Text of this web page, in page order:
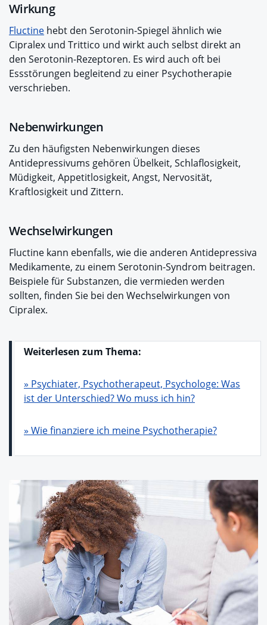
Wirkung
Fluctine hebt den Serotonin-Spiegel ähnlich wie
Cipralex und Trittico und wirkt auch selbst direkt an
den Serotonin-Rezeptoren. Es wird auch oft bei
Essstörungen begleitend zu einer Psychotherapie
verschrieben.
Nebenwirkungen
Zu den häufigsten Nebenwirkungen dieses
Antidepressivums gehören Übelkeit, Schlaflosigkeit,
Müdigkeit, Appetitlosigkeit, Angst, Nervosität,
Kraftlosigkeit und Zittern.
Wechselwirkungen
Fluctine kann ebenfalls, wie die anderen Antidepressiva
Medikamente, zu einem Serotonin-Syndrom beitragen.
Beispiele für Substanzen, die vermieden werden
sollten, finden Sie bei den Wechselwirkungen von
Cipralex.
Weiterlesen zum Thema:
» Psychiater, Psychotherapeut, Psychologe: Was
ist der Unterschied? Wo muss ich hin?
» Wie finanziere ich meine Psychotherapie?